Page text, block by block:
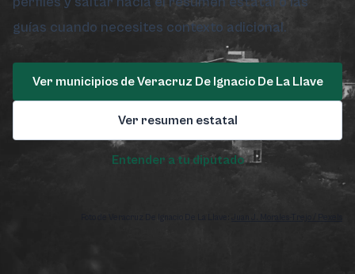
guías cuando necesites contexto adicional.
Ver municipios de Veracruz De Ignacio De La Llave
Ver resumen estatal
Entender a tu diputado
Foto de Veracruz De Ignacio De La Llave: